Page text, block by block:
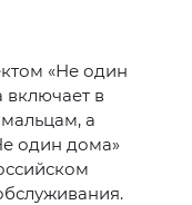
«Не один
в
а
один дома»